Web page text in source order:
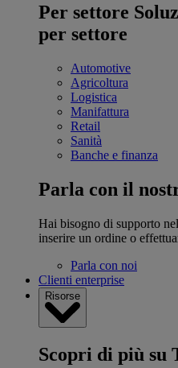
Per settore
per settore
Automotive
Agricoltura
Logistica
Manifattura
Retail
Sanità
Banche e finanza
Parla con il
Hai bisogno di supporto
inserire un ordine o
Parla con noi
Clienti enterprise
Risorse
Scopri di più su